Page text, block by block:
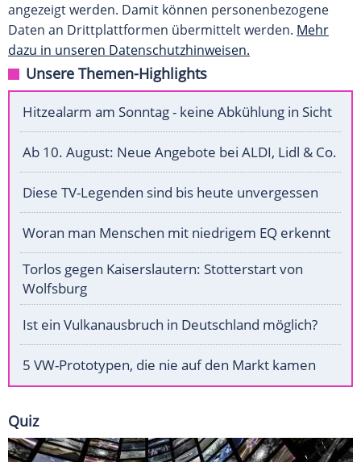
angezeigt werden. Damit können personenbezogene
Daten an Drittplattformen übermittelt werden. Mehr
dazu in unseren Datenschutzhinweisen.
Unsere Themen-Highlights
Hitzealarm am Sonntag - keine Abkühlung in Sicht
Ab 10. August: Neue Angebote bei ALDI, Lidl & Co.
Diese TV-Legenden sind bis heute unvergessen
Woran man Menschen mit niedrigem EQ erkennt
Torlos gegen Kaiserslautern: Stotterstart von
Wolfsburg
Ist ein Vulkanausbruch in Deutschland möglich?
5 VW-Prototypen, die nie auf den Markt kamen
Quiz